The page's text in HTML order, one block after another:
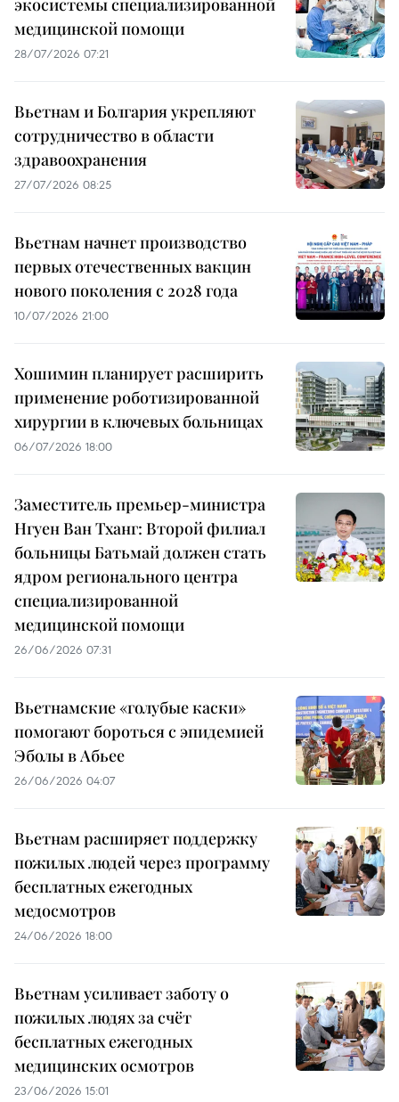
экосистемы специализированной
медицинской помощи
28/07/2026 07:21
Вьетнам и Болгария укрепляют
сотрудничество в области
здравоохранения
27/07/2026 08:25
Вьетнам начнет производство
первых отечественных вакцин
нового поколения с 2028 года
10/07/2026 21:00
Хошимин планирует расширить
применение роботизированной
хирургии в ключевых больницах
06/07/2026 18:00
Заместитель премьер-министра
Нгуен Ван Тханг: Второй филиал
больницы Батьмай должен стать
ядром регионального центра
специализированной
медицинской помощи
26/06/2026 07:31
Вьетнамские «голубые каски»
помогают бороться с эпидемией
Эболы в Абьее
26/06/2026 04:07
Вьетнам расширяет поддержку
пожилых людей через программу
бесплатных ежегодных
медосмотров
24/06/2026 18:00
Вьетнам усиливает заботу о
пожилых людях за счёт
бесплатных ежегодных
медицинских осмотров
23/06/2026 15:01